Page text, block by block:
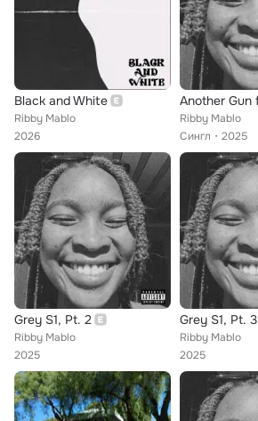
Black and White
Ribby Mablo
2026
Ribby Mablo
Сингл
2025
Grey S1, Pt. 2
Ribby Mablo
2025
Grey S1, Pt. 3
Ribby Mablo
2025